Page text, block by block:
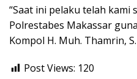
“Saat ini pelaku telah kami
Polrestabes Makassar
Kompol H. Muh. Thamrin,
Post Views: 120